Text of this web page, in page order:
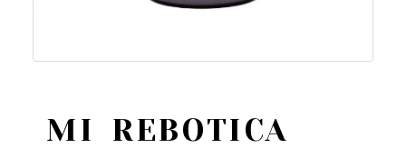
MI REBOTICA